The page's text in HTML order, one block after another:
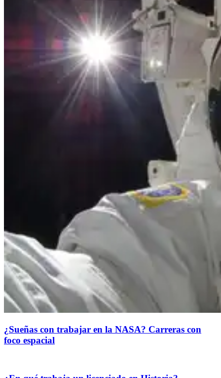
¿Sueñas con trabajar en la NASA? Carreras con
foco espacial